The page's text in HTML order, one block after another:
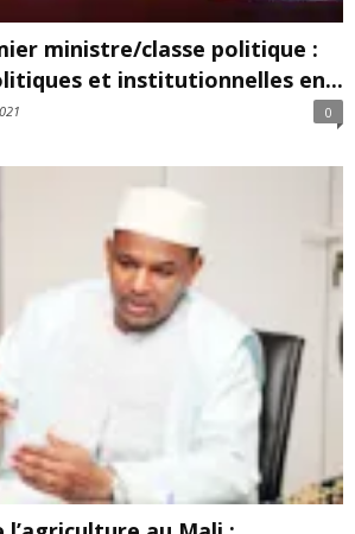
ministre/classe politique :
et institutionnelles en...
0